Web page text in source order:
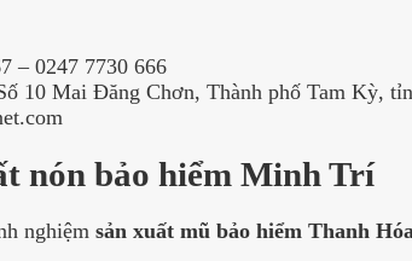
– 0247 7730 666
10 Mai Đăng Chơn, Thành phố Tam Kỳ,
nón bảo hiểm Minh Trí
nghiệm sản xuất mũ bảo hiểm Thanh Hóa